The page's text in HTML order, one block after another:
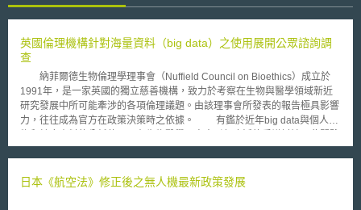
英國倫理機構針對海量資料（big data）之使用展開公眾諮詢調
查
納菲爾德生物倫理學理事會（Nuffield Council on Bioethics）成立於
1991年，是一家英國的獨立慈善機構，致力於考察在生物與醫學領域新近
研究發展中所可能牽涉的各項倫理議題。由該理事會所發表的報告極具影響
力，往往成為官方在政策決策時之依據。 有鑑於近年big data與個人生
然不乏學者論理著述，但對社會層面的實質影響卻較少實證調查研究。
2014/01/10）的生物暨健康資料之連結使用公眾諮詢調查計畫（The linking
日本《航空法》修正後之無人機最新政策發展